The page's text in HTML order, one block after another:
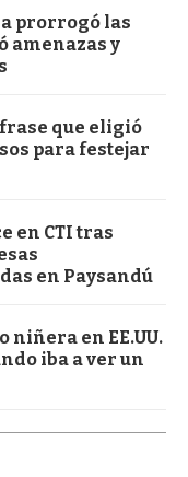
prorrogó las
amenazas y
que eligió
para festejar
en CTI tras
en Paysandú
en EE.UU.
iba a ver un